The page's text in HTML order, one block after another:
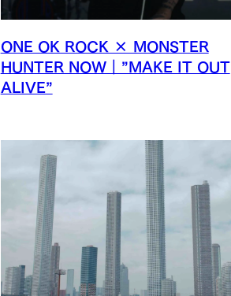
ONE OK ROCK × MONSTER
HUNTER NOW｜”MAKE IT OUT
ALIVE”